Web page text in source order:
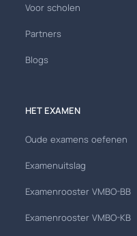
Voor scholen
Partners
Blogs
HET EXAMEN
Oude examens oefenen
Examenuitslag
Examenrooster VMBO-BB
Examenrooster VMBO-KB